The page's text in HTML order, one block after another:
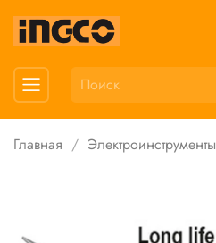
Главная Электроинструменты